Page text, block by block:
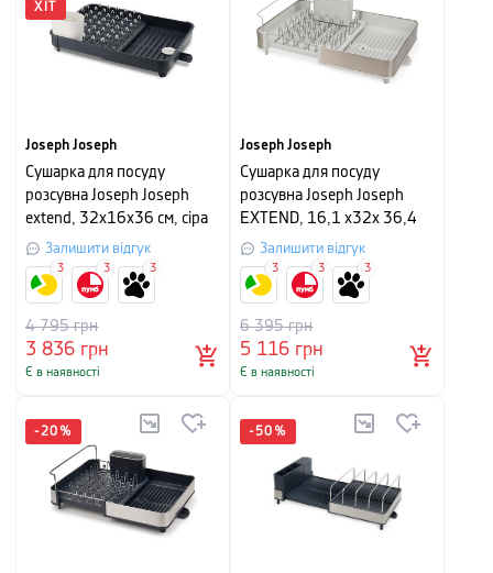
ХІТ
Joseph Joseph
Сушарка для посуду
розсувна Joseph Joseph
extend, 32х16х36 см, сіра
Залишити відгук
3 836 грн
4 795грн
Є в наявності
3 3 3
Joseph Joseph
Сушарка для посуду
розсувна Joseph Joseph
EXTEND, 16,1 х32x 36,4
см, світло-сірий
Залишити відгук
5 116 грн
6 395грн
Є в наявності
3 3 3
-20 % -50 %